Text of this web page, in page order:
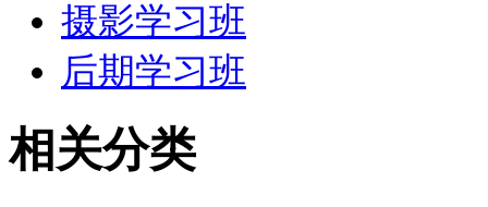
摄影学习班
后期学习班
相关分类